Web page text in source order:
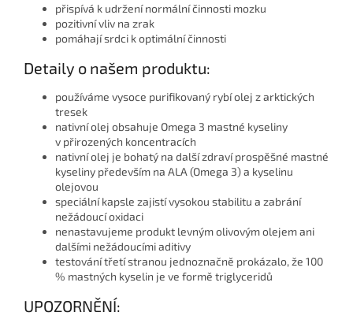
přispívá k udržení normální činnosti mozku
pozitivní vliv na zrak
pomáhají srdci k optimální činnosti
Detaily o našem produktu:
používáme vysoce purifikovaný rybí olej z arktických
tresek
nativní olej obsahuje Omega 3 mastné kyseliny
v přirozených koncentracích
nativní olej je bohatý na další zdraví prospěšné mastné
kyseliny především na ALA (Omega 3) a kyselinu
olejovou
speciální kapsle zajistí vysokou stabilitu a zabrání
nežádoucí oxidaci
nenastavujeme produkt levným olivovým olejem ani
dalšími nežádoucími aditivy
testování třetí stranou jednoznačně prokázalo, že 100
% mastných kyselin je ve formě triglyceridů
UPOZORNĚNÍ: